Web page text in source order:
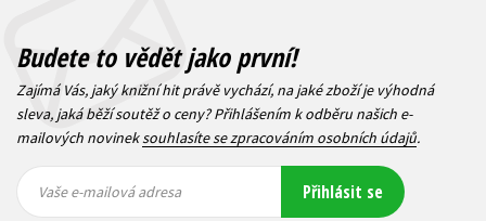
Budete to vědět jako první!
Zajímá Vás, jaký knižní hit právě vychází, na jaké zboží je výhodná
sleva, jaká běží soutěž o ceny? Přihlášením k odběru našich e-
mailových novineksouhlasíte se zpracováním osobních údajů.
mailová
mailová
Vaše e-mailová adresa Přihlásit se